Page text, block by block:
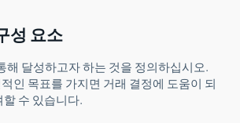
성 요소
해 달성하고자 하는 것을 정의하십시오.
인 목표를 가지면 거래 결정에 도움이 되
할 수 있습니다.